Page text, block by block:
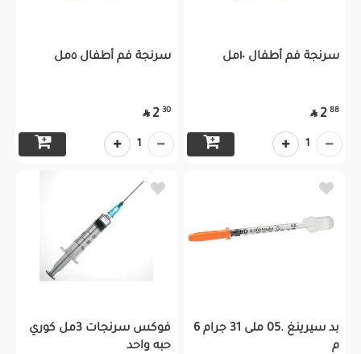
سرنجة فم أطفال ١٠مل
88
2

1
سرنجة فم أطفال ٥مل
30
2

1
بد سيرينغ .05 ملى 31 جرام 6
م
فوكس سرنجات 3مل كوري
حبه واحد